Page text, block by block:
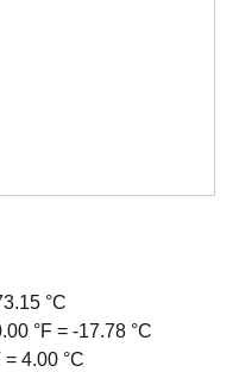
°C
°F = -17.78 °C
4.00 °C